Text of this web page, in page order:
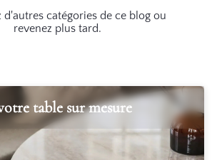
d'autres catégories de ce blog ou
revenez plus tard.
table sur mesure